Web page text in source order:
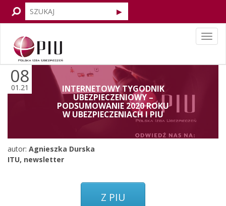
08
01.21 INTERNETOWY TYGODNIK
UBEZPIECZENIOWY –
PODSUMOWANIE 2020 ROKU
W UBEZPIECZENIACH I PIU
autor: Agnieszka Durska
ITU, newsletter
Z PIU